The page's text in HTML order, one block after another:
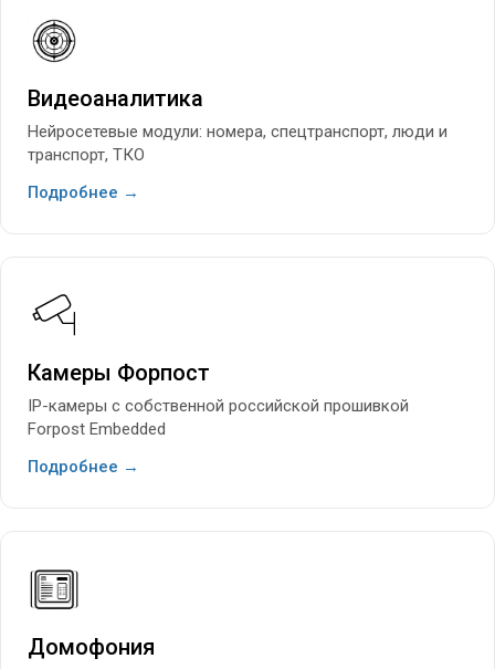
Видеоаналитика
Нейросетевые модули: номера, спецтранспорт, люди и
транспорт, ТКО
Подробнее →
Камеры Форпост
IP-камеры с собственной российской прошивкой
Forpost Embedded
Подробнее →
Домофония